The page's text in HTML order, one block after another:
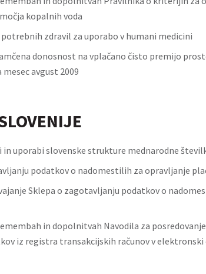
kopalnih voda
zdravil za uporabo v humani medicini
donosnost na vplačano čisto premijo
mesec avgust 2009
in uporabi slovenske strukture mednarodne
podatkov o nadomestilih za opravljanje
Sklepa o zagotavljanju podatkov o
in dopolnitvah Navodila za
iz registra transakcijskih računov v